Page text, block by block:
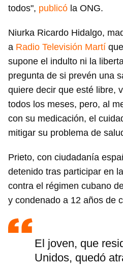
todos", publicó la ONG.
Niurka Ricardo Hidalgo,
a Radio Televisión Martí
supone el indulto ni la
pregunta de si prevén una
quiere decir que esté libre,
todos los meses, pero, al
con su medicación, el
mitigar su problema de
Prieto, con ciudadanía
detenido tras participar en
contra el régimen cubano
y condenado a 12 años de
El joven, que
Unidos, quedó